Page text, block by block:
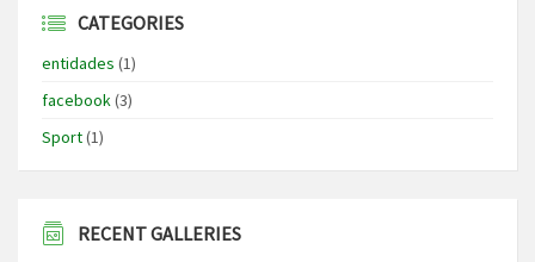
CATEGORIES
entidades (1)
facebook(3)
Sport(1)
RECENT GALLERIES